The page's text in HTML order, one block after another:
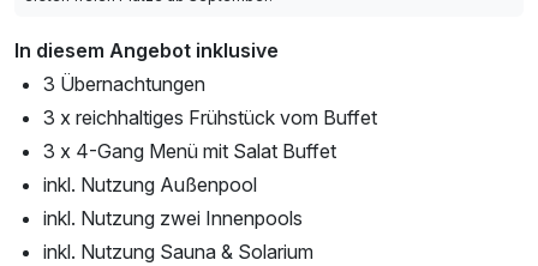
In diesem Angebot inklusive
3 Übernachtungen
3 x reichhaltiges Frühstück vom Buffet
3 x 4-Gang Menü mit Salat Buffet
inkl. Nutzung Außenpool
inkl. Nutzung zwei Innenpools
inkl. Nutzung Sauna & Solarium